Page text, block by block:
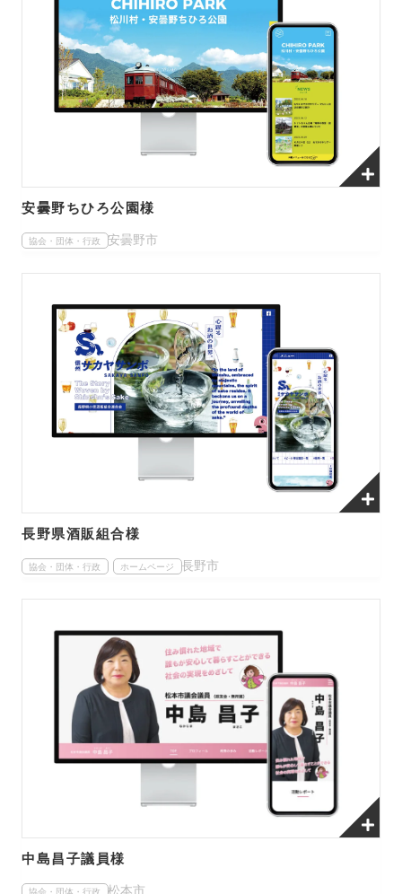
安曇野ちひろ公園様
協会・団体・行政 安曇野市
長野県酒販組合様
協会・団体・行政 ホームページ 長野市
中島昌子議員様
協会・団体・行政 松本市